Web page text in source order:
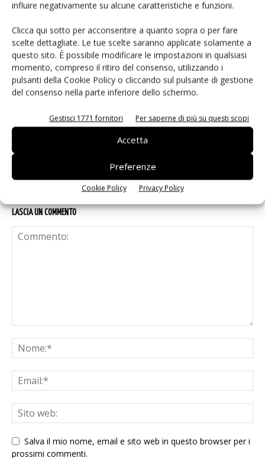
influire negativamente su alcune caratteristiche e funzioni.
Clicca qui sotto per acconsentire a quanto sopra o per fare
scelte dettagliate. Le tue scelte saranno applicate solamente a
questo sito. È possibile modificare le impostazioni in qualsiasi
momento, compreso il ritiro del consenso, utilizzando i
pulsanti della Cookie Policy o cliccando sul pulsante di gestione
del consenso nella parte inferiore dello schermo.
Gestisci 1771 fornitori Per saperne di più su questi scopi
Accetta
Preferenze
Cookie Policy Privacy Policy
La crittografia post-quantistica arriva
sui dispositivi mobili
Componenti elettronici: la scelta che
decide il futuro
LASCIA UN COMMENTO
Salva il mio nome, email e sito web in questo browser per i
prossimi commenti.